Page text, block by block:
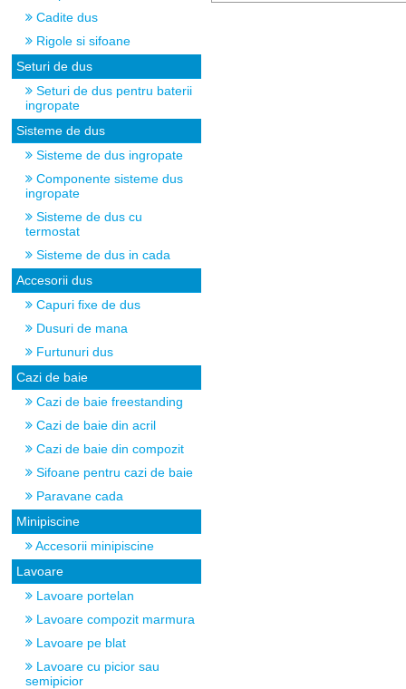
Cadite dus
Rigole si sifoane
Seturi de dus
Seturi de dus pentru baterii
ingropate
Sisteme de dus
Sisteme de dus ingropate
Componente sisteme dus
ingropate
Sisteme de dus cu
termostat
Sisteme de dus in cada
Accesorii dus
Capuri fixe de dus
Dusuri de mana
Furtunuri dus
Cazi de baie
Cazi de baie freestanding
Cazi de baie din acril
Cazi de baie din compozit
Sifoane pentru cazi de baie
Paravane cada
Minipiscine
Accesorii minipiscine
Lavoare
Lavoare portelan
Lavoare compozit marmura
Lavoare pe blat
Lavoare cu picior sau
semipicior